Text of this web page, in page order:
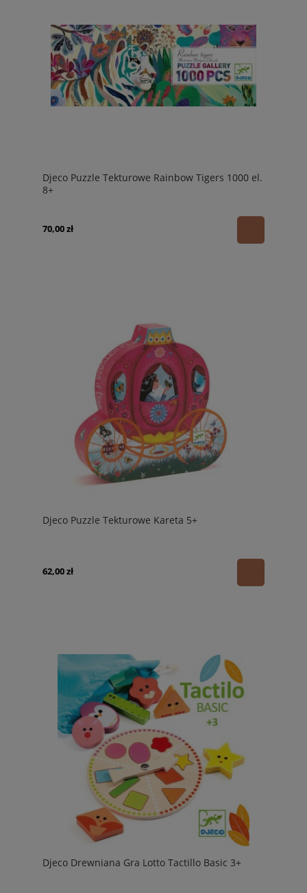
Djeco Puzzle Tekturowe Rainbow Tigers 1000 el.
8+
70,00 zł
Djeco Puzzle Tekturowe Kareta 5+
62,00 zł
Djeco Drewniana Gra Lotto Tactillo Basic 3+